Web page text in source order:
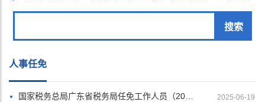
人事任免
国家税务总局广东省税务局任免工作人员（2025年3月） 2025-06-19